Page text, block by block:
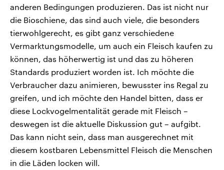
anderen Bedingungen produzieren. Das ist nicht nur
die Bioschiene, das sind auch viele, die besonders
tierwohlgerecht, es gibt ganz verschiedene
Vermarktungsmodelle, um auch ein Fleisch kaufen zu
können, das höherwertig ist und das zu höheren
Standards produziert worden ist. Ich möchte die
Verbraucher dazu animieren, bewusster ins Regal zu
greifen, und ich möchte den Handel bitten, dass er
diese Lockvogelmentalität gerade mit Fleisch –
deswegen ist die aktuelle Diskussion gut – aufgibt.
Das kann nicht sein, dass man ausgerechnet mit
diesem kostbaren Lebensmittel Fleisch die Menschen
in die Läden locken will.